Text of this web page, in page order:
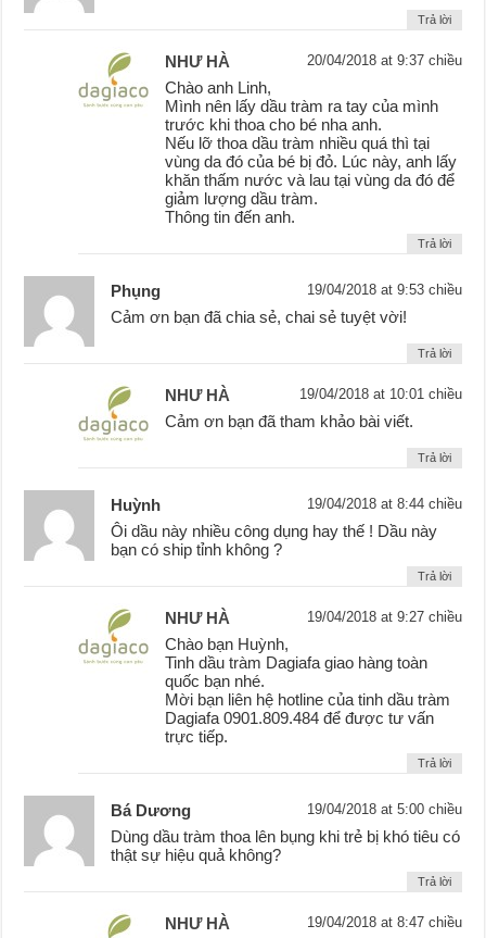
Trả lời
NHƯ HÀ 20/04/2018 at 9:37 chiều
Chào anh Linh,
Mình nên lấy dầu tràm ra tay của mình
trước khi thoa cho bé nha anh.
Nếu lỡ thoa dầu tràm nhiều quá thì tại
vùng da đó của bé bị đỏ. Lúc này, anh lấy
khăn thấm nước và lau tại vùng da đó để
giảm lượng dầu tràm.
Thông tin đến anh.
Trả lời
Phụng 19/04/2018 at 9:53 chiều
Cảm ơn bạn đã chia sẻ, chai sẻ tuyệt vời!
Trả lời
NHƯ HÀ 19/04/2018 at 10:01 chiều
Cảm ơn bạn đã tham khảo bài viết.
Trả lời
Huỳnh 19/04/2018 at 8:44 chiều
Ôi dầu này nhiều công dụng hay thế ! Dầu này
bạn có ship tỉnh không ?
Trả lời
NHƯ HÀ 19/04/2018 at 9:27 chiều
Chào bạn Huỳnh,
Tinh dầu tràm Dagiafa giao hàng toàn
quốc bạn nhé.
Mời bạn liên hệ hotline của tinh dầu tràm
Dagiafa 0901.809.484 để được tư vấn
trực tiếp.
Trả lời
Bá Dương 19/04/2018 at 5:00 chiều
Dùng dầu tràm thoa lên bụng khi trẻ bị khó tiêu có
thật sự hiệu quả không?
Trả lời
NHƯ HÀ 19/04/2018 at 8:47 chiều